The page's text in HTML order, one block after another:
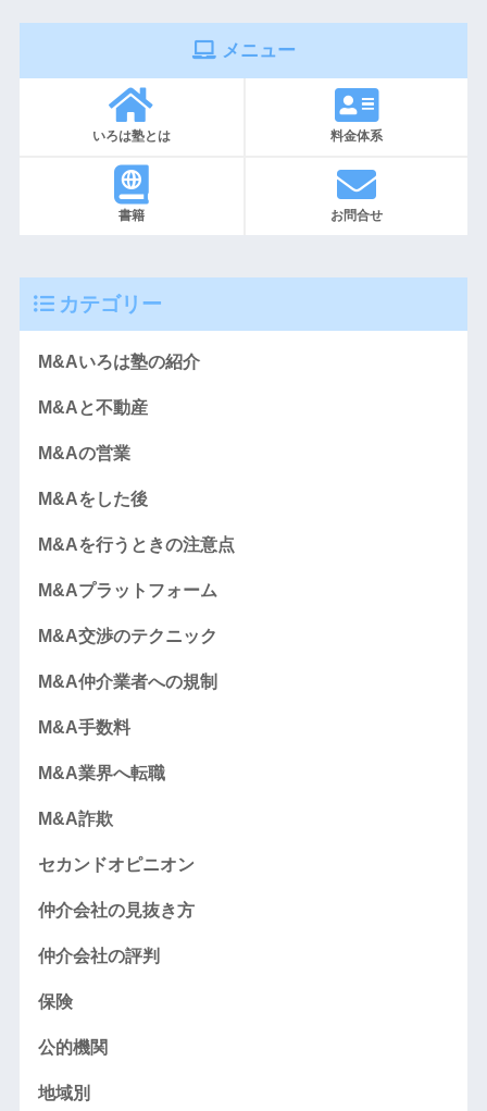
メニュー
いろは塾とは 料金体系
書籍 お問合せ
カテゴリー
M&Aいろは塾の紹介
M&Aと不動産
M&Aの営業
M&Aをした後
M&Aを行うときの注意点
M&Aプラットフォーム
M&A交渉のテクニック
M&A仲介業者への規制
M&A手数料
M&A業界へ転職
M&A詐欺
セカンドオピニオン
仲介会社の見抜き方
仲介会社の評判
保険
公的機関
地域別